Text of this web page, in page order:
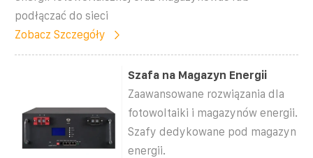
podłączać do sieci
Zobacz Szczegóły
Szafa na Magazyn Energii
Zaawansowane rozwiązania dla
fotowoltaiki i magazynów energii.
Szafy dedykowane pod magazyn
energii.